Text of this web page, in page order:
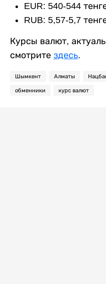
EUR: 540-544
RUB: 5,57-5,7
Курсы валют,
смотрите здесь.
Шымкент Алматы
обменники курс валют